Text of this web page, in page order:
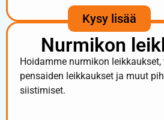
Kysy lisää
Nurmikon
Hoidamme nurmikon
pensaiden leikkaukset ja muut
siistimiset.